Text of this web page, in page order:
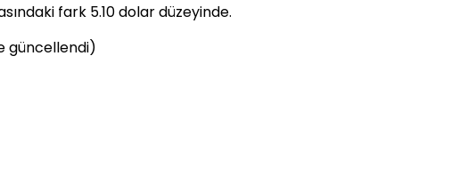
fark 5.10 dolar düzeyinde.
güncellendi)